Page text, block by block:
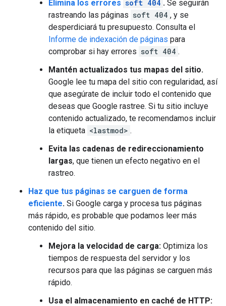
Elimina los errores soft 404 . Se seguirán
rastreando las páginas soft 404 , y se
desperdiciará tu presupuesto. Consulta el
Informe de indexación de páginas para
comprobar si hay errores soft 404 .
Mantén actualizados tus mapas del sitio.
Google lee tu mapa del sitio con regularidad, así
que asegúrate de incluir todo el contenido que
deseas que Google rastree. Si tu sitio incluye
contenido actualizado, te recomendamos incluir
la etiqueta <lastmod> .
Evita las cadenas de redireccionamiento
largas, que tienen un efecto negativo en el
rastreo.
Haz que tus páginas se carguen de forma
eficiente. Si Google carga y procesa tus páginas
más rápido, es probable que podamos leer más
contenido del sitio.
Mejora la velocidad de carga: Optimiza los
tiempos de respuesta del servidor y los
recursos para que las páginas se carguen más
rápido.
Usa el almacenamiento en caché de HTTP: